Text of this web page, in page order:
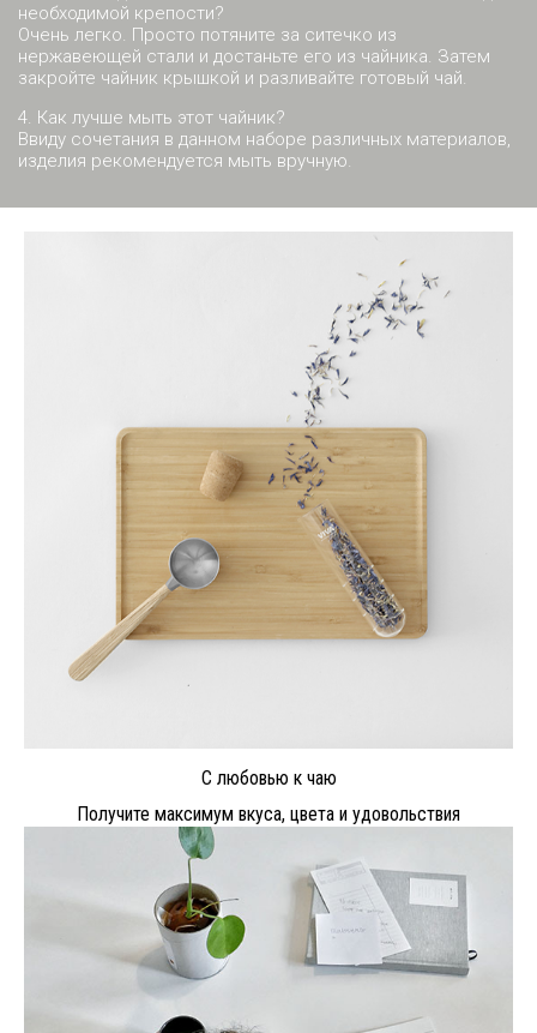
необходимой крепости?
Очень легко. Просто потяните за ситечко из
нержавеющей стали и достаньте его из чайника. Затем
закройте чайник крышкой и разливайте готовый чай.
4. Как лучше мыть этот чайник?
Ввиду сочетания в данном наборе различных материалов,
изделия рекомендуется мыть вручную.
С любовью к чаю
Получите максимум вкуса, цвета и удовольствия